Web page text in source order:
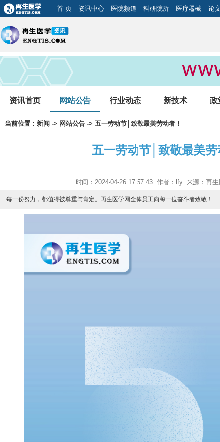
首 页 资讯中心 医院频道 科研院所 医疗器械 论
资讯首页 网站公告 行业动态 新技术 政
当前位置： 新闻 -> 网站公告 -> 五一劳动节│致敬最美劳动者！
五一劳动节│致敬最美劳
时间：2024-04-26 17:57:43 作者：lfy 来源：再生
每一份努力，都值得被尊重与肯定。再生医学网全体员工向每一位奋斗者致敬！